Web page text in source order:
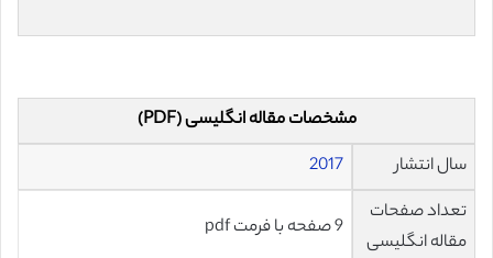
مشخصات مقاله انگلیسی (PDF)
سال انتشار
2017
تعداد صفحات
مقاله انگلیسی
9 صفحه با فرمت pdf